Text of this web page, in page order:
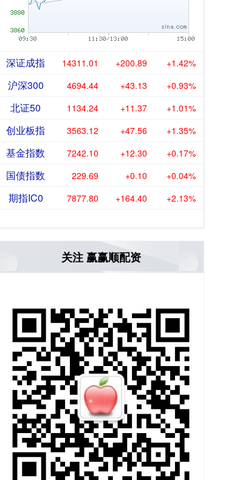
深证成指 14311.01 +200.89 +1.42%
沪深300 4694.44 +43.13 +0.93%
北证50 1134.24 +11.37 +1.01%
创业板指 3563.12 +47.56 +1.35%
基金指数 7242.10 +12.30 +0.17%
国债指数 229.69 +0.10 +0.04%
期指IC0 7877.80 +164.40 +2.13%
关注 赢赢顺配资